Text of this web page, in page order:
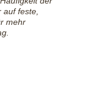
feste,
mehr